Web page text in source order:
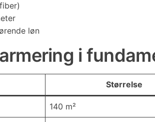
løn
i
Størrelse
140 m²